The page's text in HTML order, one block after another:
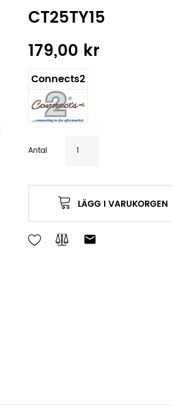
CT25TY15
179,00 kr
Connects2
Antal
LÄGG I VARUKORGEN